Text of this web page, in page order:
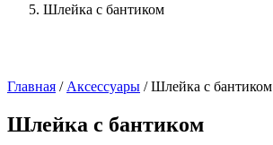
Шлейка с бантиком
Главная / Аксессуары / Шлейка с бантиком
Шлейка с бантиком